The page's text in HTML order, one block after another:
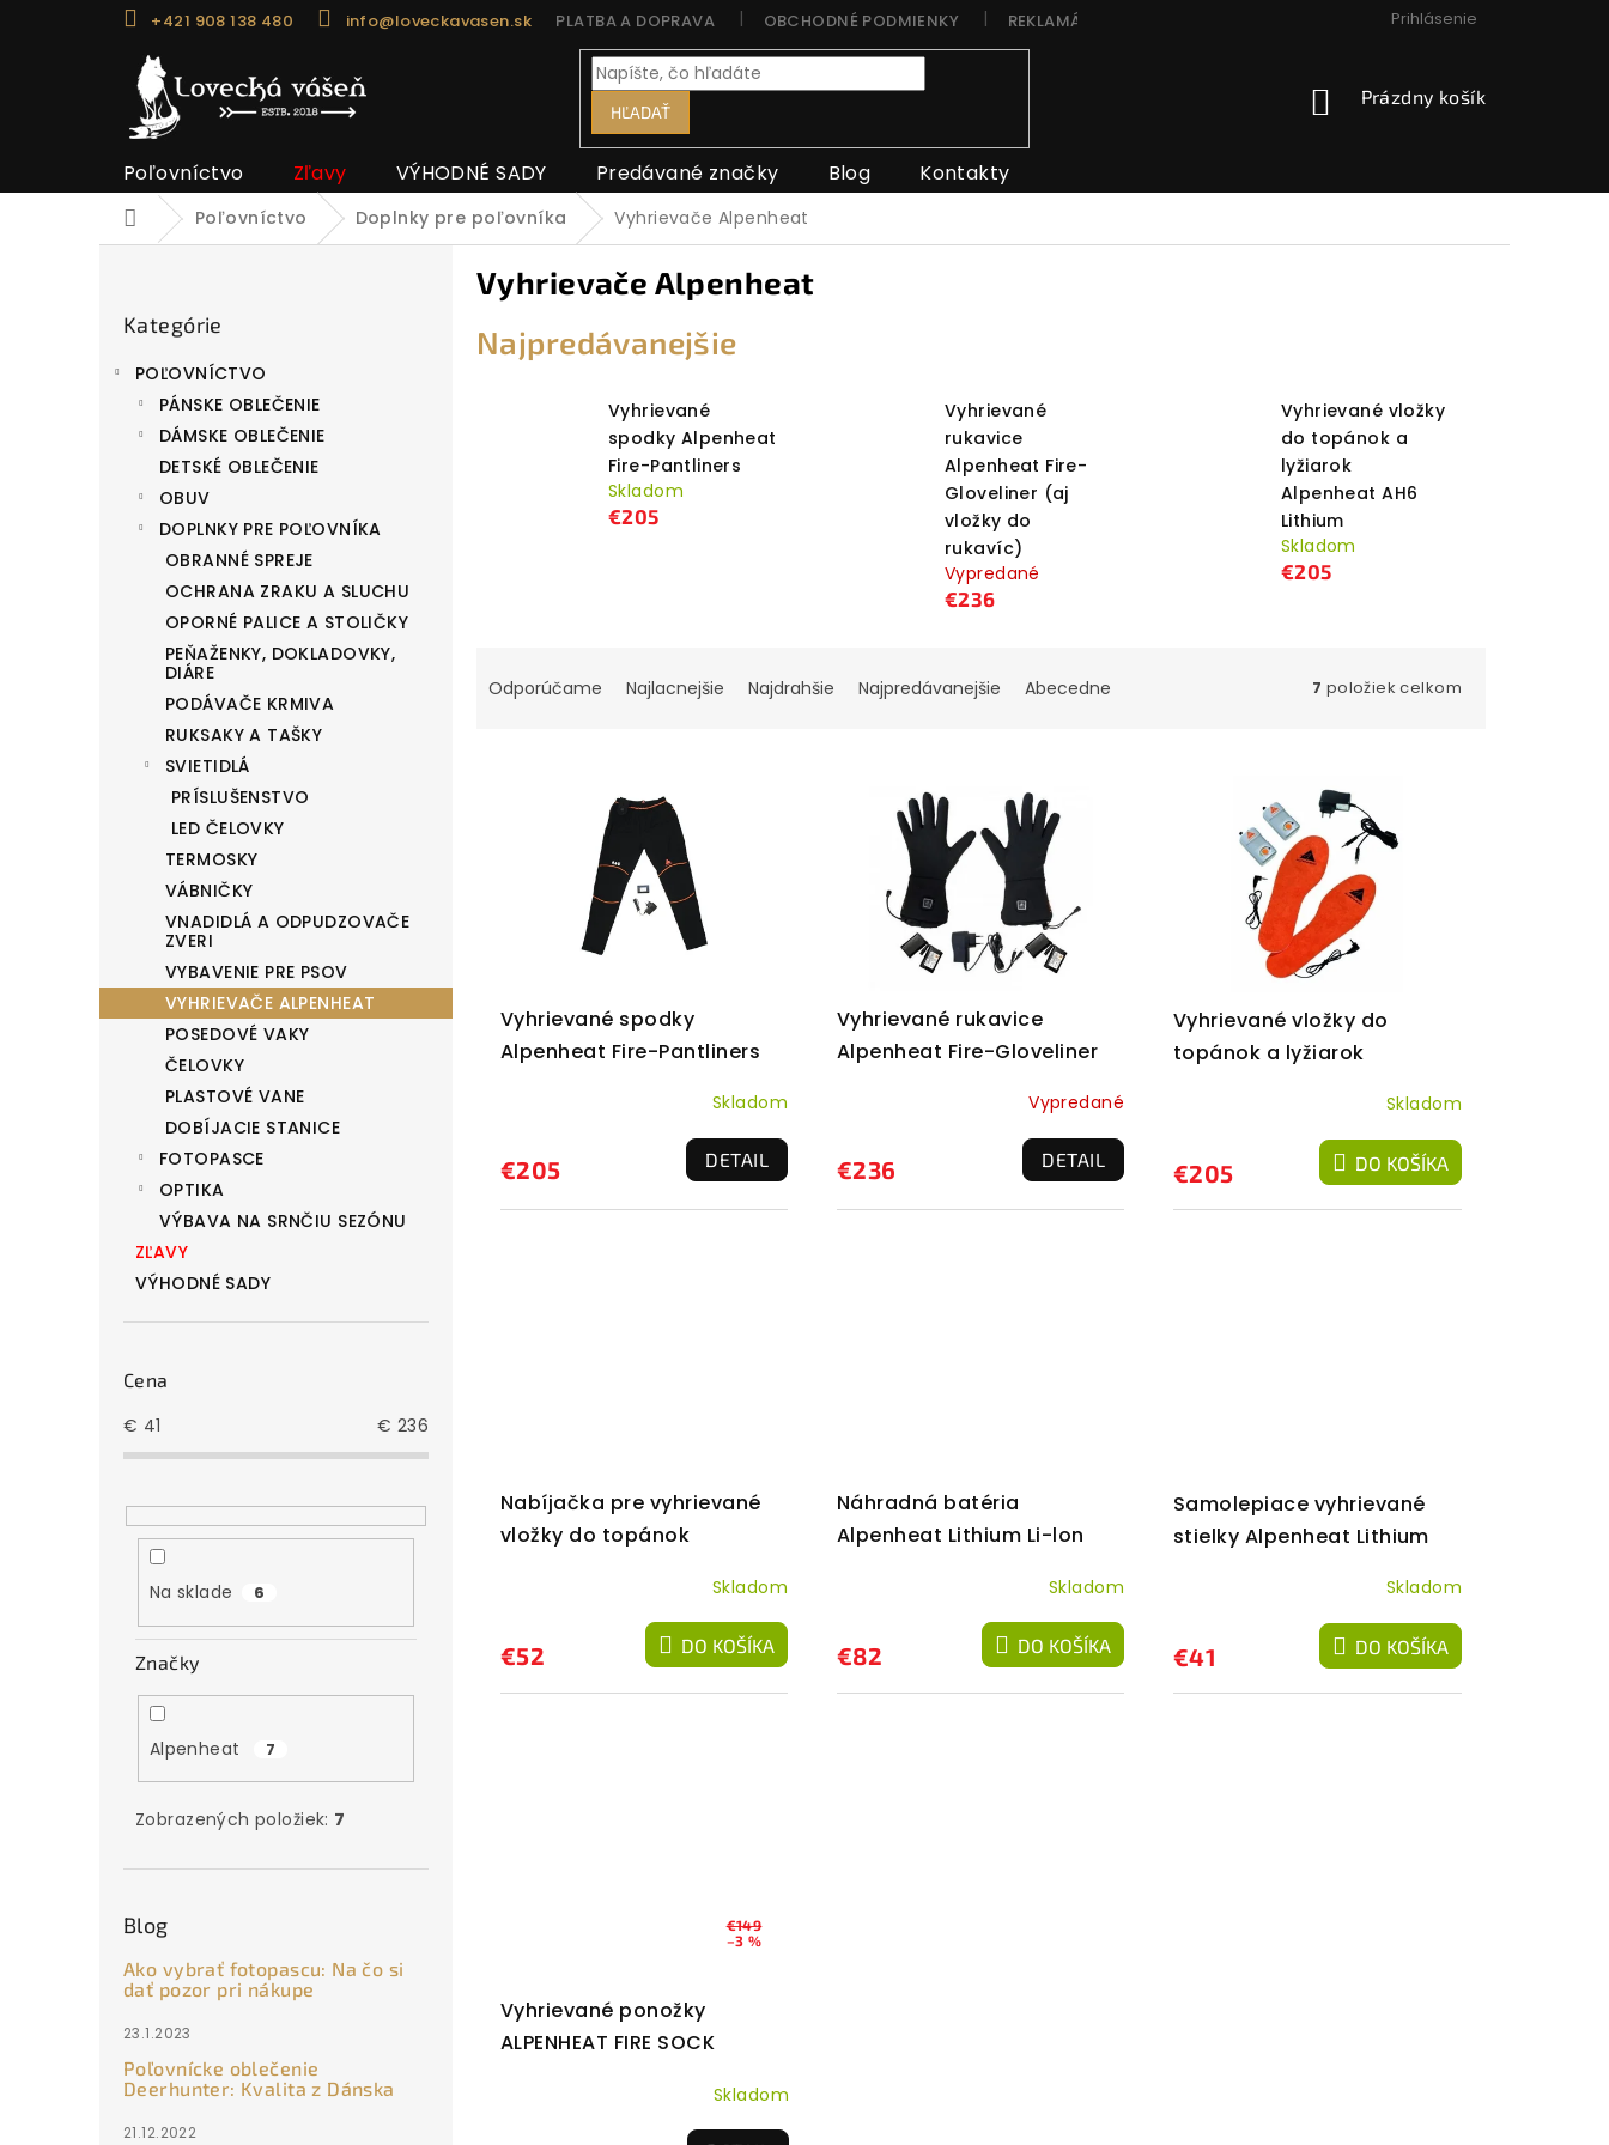
+421 908 138 480 info@loveckavasen.sk PLATBA A DOPRAVA OBCHODNÉ PODMIENKY REKLAMÁCIA, VÝMENA, VRÁTENIE PODMIENKY OCHRANY
Prihlásenie
HĽADAŤ
NÁKUPNÝ
Prázdny košík
Poľovníctvo Zľavy VÝHODNÉ SADY Predávané značky Blog Kontakty
DomovPoľovníctvo Doplnky pre poľovníka Vyhrievače Alpenheat
n
kategórie
Kategórie
POĽOVNÍCTVO
PÁNSKE OBLEČENIE
DÁMSKE OBLEČENIE
DETSKÉ OBLEČENIE
OBUV
DOPLNKY PRE POĽOVNÍKA
OBRANNÉ SPREJE
OCHRANA ZRAKU A SLUCHU
OPORNÉ PALICE A STOLIČKY
PEŇAŽENKY, DOKLADOVKY,
DIÁRE
PODÁVAČE KRMIVA
RUKSAKY A TAŠKY
SVIETIDLÁ
PRÍSLUŠENSTVO
LED ČELOVKY
TERMOSKY
VÁBNIČKY
VNADIDLÁ A ODPUDZOVAČE
ZVERI
VYBAVENIE PRE PSOV
VYHRIEVAČE ALPENHEAT
POSEDOVÉ VAKY
ČELOVKY
PLASTOVÉ VANE
DOBÍJACIE STANICE
FOTOPASCE
OPTIKA
VÝBAVA NA SRNČIU SEZÓNU
ZĽAVY
VÝHODNÉ SADY
Cena
€ 41 € 236
Na sklade 6
Značky
Alpenheat 7
Zobrazených položiek: 7
Blog
Ako vybrať fotopascu: Na čo si
dať pozor pri nákupe
23.1.2023
Poľovnícke oblečenie
Deerhunter: Kvalita z Dánska
21.12.2022
Vyhrievače Alpenheat
Najpredávanejšie
Vyhrievané
spodky Alpenheat
Fire-Pantliners
Skladom
€205
Vyhrievané
rukavice
Alpenheat Fire-
Gloveliner (aj
vložky do
rukavíc)
Vypredané
€236
Vyhrievané vložky
do topánok a
lyžiarok
Alpenheat AH6
Lithium
Skladom
€205
a
Odporúčame Najlacnejšie Najdrahšie Najpredávanejšie Abecedne 7 položiek celkom
Vyhrievané spodky
Alpenheat Fire-Pantliners
Skladom
€205 DETAIL
Vyhrievané rukavice
Alpenheat Fire-Gloveliner
Vypredané
€236 DETAIL
Vyhrievané vložky do
topánok a lyžiarok
Skladom
€205 DO KOŠÍKA
Nabíjačka pre vyhrievané
vložky do topánok
Skladom
€52 DO KOŠÍKA
Náhradná batéria
Alpenheat Lithium Li-lon
Skladom
€82 DO KOŠÍKA
Samolepiace vyhrievané
stielky Alpenheat Lithium
Skladom
€41 DO KOŠÍKA
€149
–3 %
Vyhrievané ponožky
ALPENHEAT FIRE SOCK
Skladom